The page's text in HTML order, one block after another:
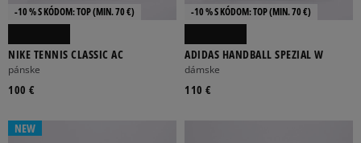
-10 % S KÓDOM: TOP (MIN. 70 €)
NIKE TENNIS CLASSIC AC
pánske
100 €
-10 % S KÓDOM: TOP (MIN. 70 €)
ADIDAS HANDBALL SPEZIAL W
dámske
110 €
NEW